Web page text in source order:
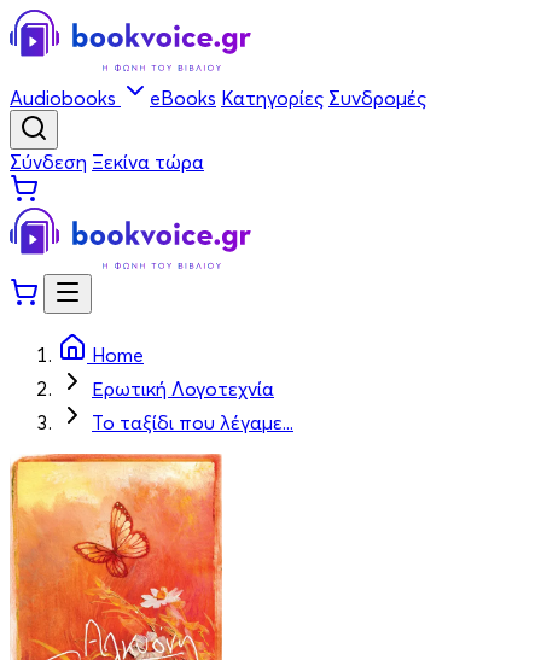
Audiobooks eBooks Κατηγορίες Συνδρομές
Σύνδεση Ξεκίνα τώρα
Home
Ερωτική Λογοτεχνία
Το ταξίδι που λέγαμε...